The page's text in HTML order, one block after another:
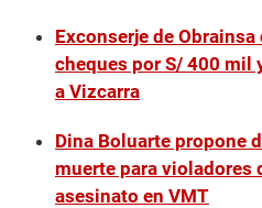
Exconserje de
cheques por S/ 400 mil
a Vizcarra
Dina Boluarte propone
muerte para violadores
asesinato en VMT